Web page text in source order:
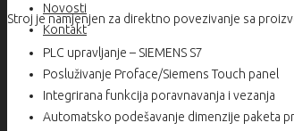
Novosti
Kontakt
Stroj je namjenjen za direktno povezivanje sa
PLC upravljanje – SIEMENS S7
Posluživanje Proface/Siemens Touch panel
Integrirana funkcija poravnavanja i vezanja
Automatsko podešavanje dimenzije paketa